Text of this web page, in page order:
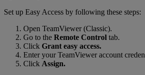
Set up Easy Access by following these steps:
Open TeamViewer (Classic).
Go to the Remote Control tab.
Click Grant easy access.
Enter your TeamViewer account
Click Assign.